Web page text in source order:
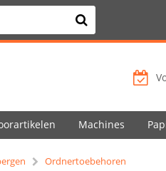
Machines
Ordnertoebehoren